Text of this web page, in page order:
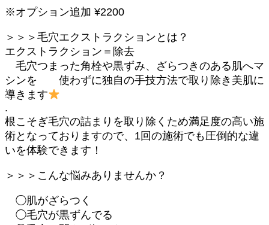
※オプション追加 ¥2200
＞＞＞毛穴エクストラクションとは？
エクストラクション＝除去
毛穴つまった角栓や黒ずみ、ざらつきのある肌へマ
シンを 使わずに独自の手技方法で取り除き美肌に
導きます
.
根こそぎ毛穴の詰まりを取り除くため満足度の高い施
術となっておりますので、1回の施術でも圧倒的な違
いを体験できます！
＞＞＞こんな悩みありませんか？
◯肌がざらつく
◯毛穴が黒ずんでる